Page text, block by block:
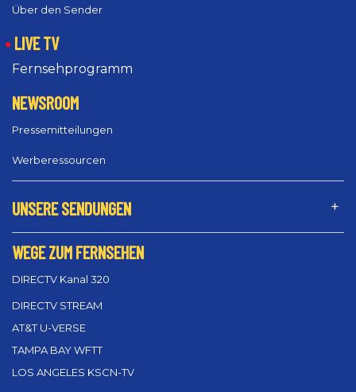
Über den Sender
LIVE TV
Fernsehprogramm
NEWSROOM
Pressemitteilungen
Werberessourcen
UNSERE SENDUNGEN
WEGE ZUM FERNSEHEN
DIRECTV Kanal 320
DIRECTV STREAM
AT&T U-VERSE
TAMPA BAY WFTT
LOS ANGELES KSCN-TV